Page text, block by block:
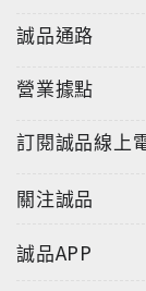
誠品通路
營業據點
訂閱誠品線上
關注誠品
誠品APP